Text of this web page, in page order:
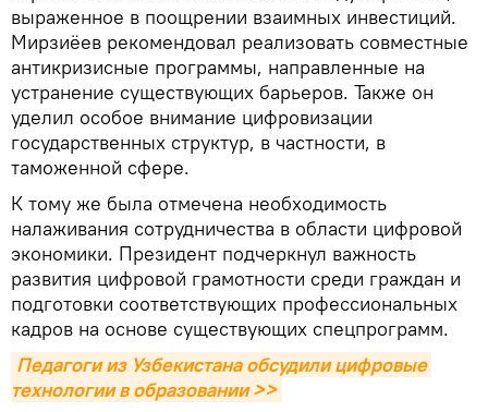
выраженное в поощрении взаимных инвестиций.
Мирзиёев рекомендовал реализовать совместные
антикризисные программы, направленные на
устранение существующих барьеров. Также он
уделил особое внимание цифровизации
государственных структур, в частности, в
таможенной сфере.
К тому же была отмечена необходимость
налаживания сотрудничества в области цифровой
экономики. Президент подчеркнул важность
развития цифровой грамотности среди граждан и
подготовки соответствующих профессиональных
кадров на основе существующих спецпрограмм.
Педагоги из Узбекистана обсудили цифровые
технологии в образовании >>